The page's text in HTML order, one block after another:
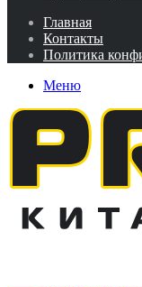
Главная
Контакты
Политика
Меню